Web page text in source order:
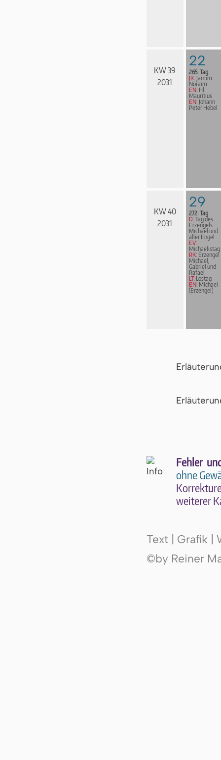
KW 39
2031
22
265. Tag
JK: Jamim
Noraim
EN: Hl.
Mauritius
EN: Johann
Peter Hebel
KW 40
2031
29
272. Tag
D: Tag des
Erzengels
Michael und
aller Engel
EV:
Michaelistag
RK: Erzengel
Michael,
Gabriel und
Rafael
LT: Lostag
EN: Michael
(Erzengel)
Fehler
ohne
wei­te­rer
Text | Grafik |
©by Reiner